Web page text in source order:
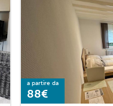
a partire da
88€